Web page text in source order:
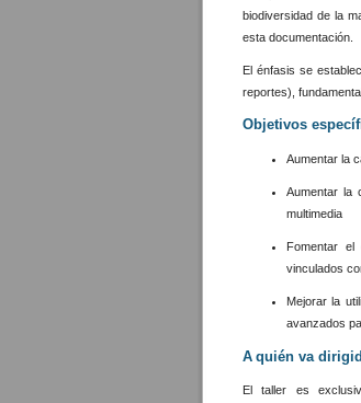
biodiversidad de la
esta documentación.
El énfasis se
reportes),
Objetivos
Aumentar la
Aumentar la
multimedia
Fomentar el
vinculados
Mejorar la
avanzados
A quién va
El taller es